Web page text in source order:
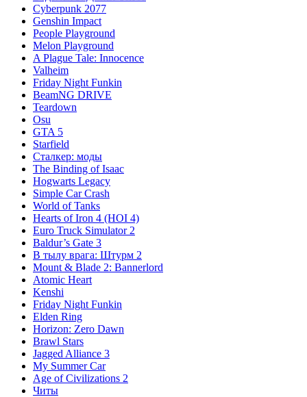
Cyberpunk 2077
Genshin Impact
People Playground
Melon Playground
A Plague Tale: Innocence
Valheim
Friday Night Funkin
BeamNG DRIVE
Teardown
Osu
GTA 5
Starfield
Сталкер: моды
The Binding of Isaac
Hogwarts Legacy
Simple Car Crash
World of Tanks
Hearts of Iron 4 (HOI 4)
Euro Truck Simulator 2
Baldur’s Gate 3
В тылу врага: Штурм 2
Mount & Blade 2: Bannerlord
Atomic Heart
Kenshi
Friday Night Funkin
Elden Ring
Horizon: Zero Dawn
Brawl Stars
Jagged Alliance 3
My Summer Car
Age of Civilizations 2
Читы